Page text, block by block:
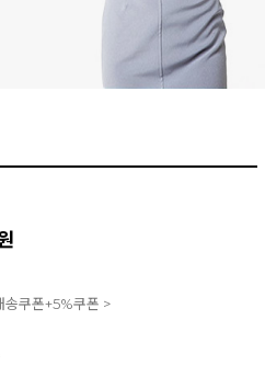
쿠폰+5%쿠폰 >